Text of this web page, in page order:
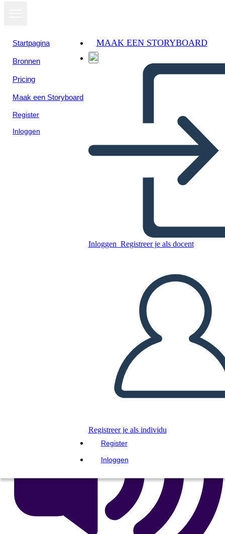
Startpagina
Bronnen
Pricing
Maak een Storyboard
Register
Inloggen
MAAK EEN STORYBOARD
Inloggen Registreer je als docent
Registreer je als individu
Register
Inloggen
Kopieer dit Storyboard
MAAK EEN STORYBOARD
DIAVOORSTELLING AFSPELEN
LEES MIJ VOOR